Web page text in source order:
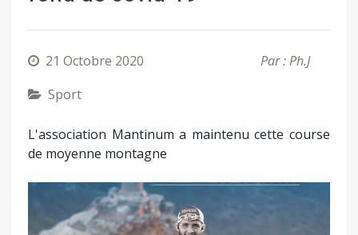
21 Octobre 2020
Par : Ph.J
Sport
L'association Mantinum a maintenu cette course
de moyenne montagne